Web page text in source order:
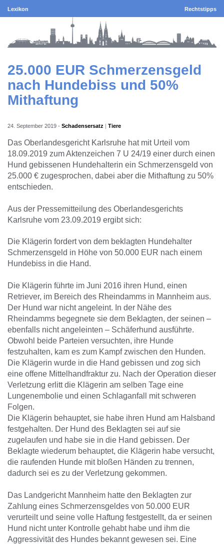
Lexikon Rechtstipps
25.000 EUR Schmerzensgeld
nach Hundebiss und 50%
Mithaftung
24. September 2019 - Schadensersatz Tiere
Das Oberlandesgericht Karlsruhe hat mit Urteil vom
18.09.2019 zum Aktenzeichen 7 U 24/19 einer durch einen
Hund gebissenen Hundehalterin ein Schmerzensgeld von
25.000 € zugesprochen, dabei aber die Mithaftung zu 50%
entschieden.
Aus der Pressemitteilung des Oberlandesgerichts
Karlsruhe vom 23.09.2019 ergibt sich:
Die Klägerin fordert von dem beklagten Hundehalter
Schmerzensgeld in Höhe von 50.000 EUR nach einem
Hundebiss in die Hand.
Die Klägerin führte im Juni 2016 ihren Hund, einen
Retriever, im Bereich des Rheindamms in Mannheim aus.
Der Hund war nicht angeleint. In der Nähe des
Rheindamms begegnete sie dem Beklagten, der seinen –
ebenfalls nicht angeleinten – Schäferhund ausführte.
Obwohl beide Parteien versuchten, ihre Hunde
festzuhalten, kam es zum Kampf zwischen den Hunden.
Die Klägerin wurde in die Hand gebissen und zog sich
eine offene Mittelhandfraktur zu. Nach der Operation dieser
Verletzung erlitt die Klägerin am selben Tage eine
Lungenembolie und einen Schlaganfall mit schweren
Folgen.
Die Klägerin behauptet, sie habe ihren Hund am Halsband
festgehalten. Der Hund des Beklagten sei auf sie
zugelaufen und habe sie in die Hand gebissen. Der
Beklagte wiederum behauptet, die Klägerin habe versucht,
die raufenden Hunde mit bloßen Händen zu trennen,
dadurch sei es zu der Verletzung gekommen.
Das Landgericht Mannheim hatte den Beklagten zur
Zahlung eines Schmerzensgeldes von 50.000 EUR
verurteilt und seine volle Haftung festgestellt, da er seinen
Hund nicht unter Kontrolle gehabt habe und ihm die
Aggressivität des Hundes bekannt gewesen sei. Eine